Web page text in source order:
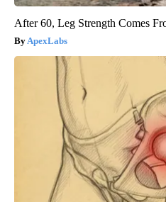
After 60, Leg Strength Comes
ApexLabs